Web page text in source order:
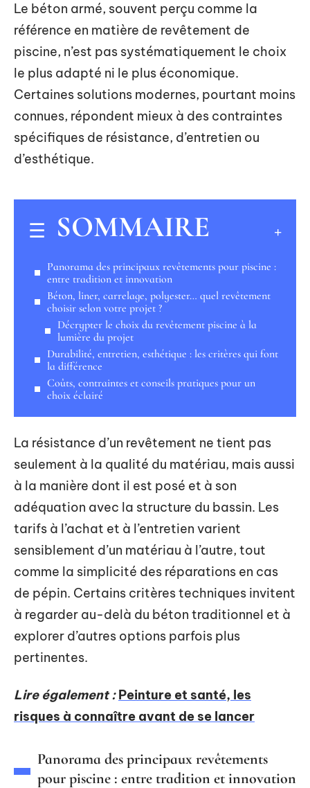
Le béton armé, souvent perçu comme la
référence en matière de revêtement de
piscine, n’est pas systématiquement le choix
le plus adapté ni le plus économique.
Certaines solutions modernes, pourtant moins
connues, répondent mieux à des contraintes
spécifiques de résistance, d’entretien ou
d’esthétique.
SOMMAIRE
Panorama des principaux revêtements pour piscine :
entre tradition et innovation
Béton, liner, carrelage, polyester… quel revêtement
choisir selon votre projet ?
Décrypter le choix du revêtement piscine à la
lumière du projet
Durabilité, entretien, esthétique : les critères qui font
la différence
Coûts, contraintes et conseils pratiques pour un
choix éclairé
La résistance d’un revêtement ne tient pas
seulement à la qualité du matériau, mais aussi
à la manière dont il est posé et à son
adéquation avec la structure du bassin. Les
tarifs à l’achat et à l’entretien varient
sensiblement d’un matériau à l’autre, tout
comme la simplicité des réparations en cas
de pépin. Certains critères techniques invitent
à regarder au-delà du béton traditionnel et à
explorer d’autres options parfois plus
pertinentes.
Lire également : Peinture et santé, les
risques à connaître avant de se lancer
Panorama des principaux revêtements
pour piscine : entre tradition et innovation